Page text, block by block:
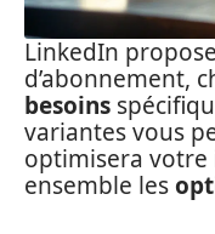
LinkedIn
d’abonnement,
besoins
variantes vous
optimisera votre
ensemble les